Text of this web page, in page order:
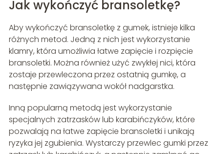
Jak wykończyć bransoletkę?
Aby wykończyć bransoletkę z gumek, istnieje kilka
różnych metod. Jedną z nich jest wykorzystanie
klamry, która umożliwia łatwe zapięcie i rozpięcie
bransoletki. Można również użyć zwykłej nici, która
zostaje przewleczona przez ostatnią gumkę, a
następnie zawiązywana wokół nadgarstka.
Inną popularną metodą jest wykorzystanie
specjalnych zatrzasków lub karabińczyków, które
pozwalają na łatwe zapięcie bransoletki i unikają
ryzyka jej zgubienia. Wystarczy przewlec gumki przez